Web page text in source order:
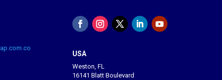
USA
Weston, FL
16141 Blatt Boulevard